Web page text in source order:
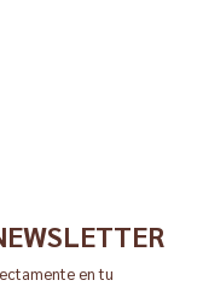
en tu